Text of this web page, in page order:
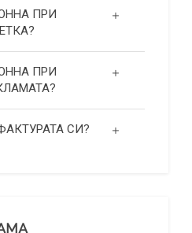
ПРИ
ПРИ
СИ?